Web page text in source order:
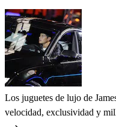
Los juguetes de lujo de
velocidad, exclusividad y